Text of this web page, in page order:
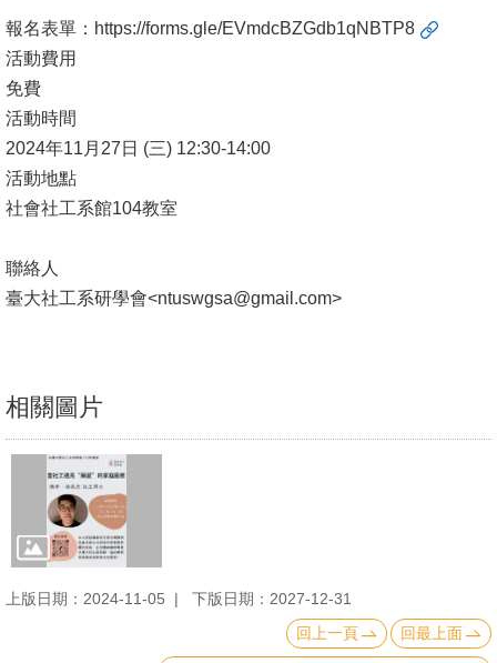
深
耕
辦
法
及
文
件
心
輔
研
資
源
報名表單： https://forms.gle/EVmdcBZGdb1qNBTP8
活動費用
免費
活動時間
2024年11月27日 (三) 12:30-14:00
活動地點
社會社工系館104教室
聯絡人
臺大社工系研學會<ntuswgsa@gmail.com>
相關圖片
上版日期：2024-11-05
下版日期：2027-12-31
回上一頁
回最上面